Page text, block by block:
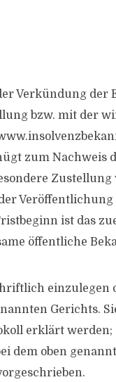
Verkündung der
bzw. mit der
zum Nachweis
Zustellung
ist das
öffentliche
Gerichts.
erklärt
dem oben